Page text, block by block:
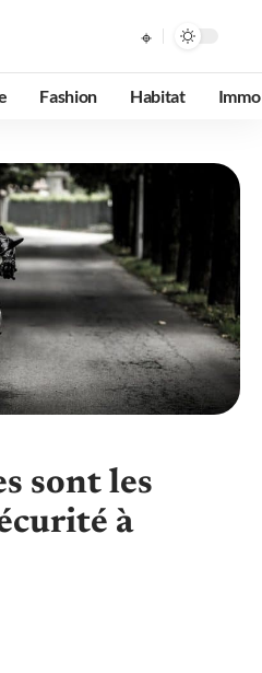
Fashion Habitat
sont les
à